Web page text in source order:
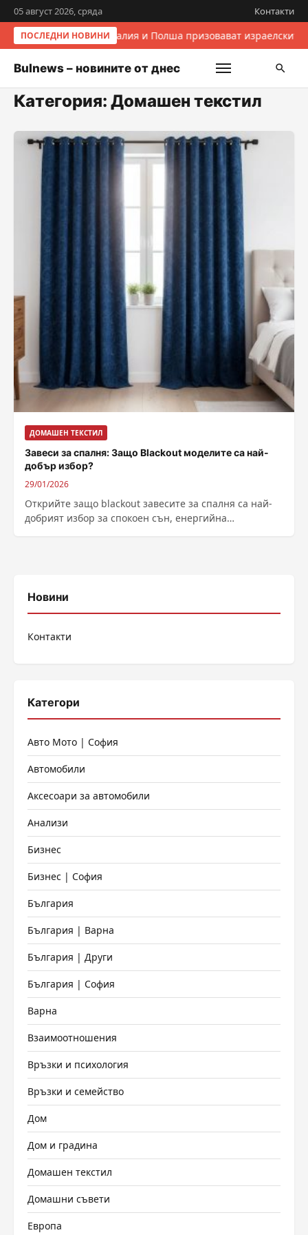
05 август 2026, сряда Контакти
ПОСЛЕДНИ НОВИНИИталия и Полша призовават
Bulnews – новините от днес
Категория: Домашен текстил
ДОМАШЕН ТЕКСТИЛ
Завеси за спалня: Защо Blackout моделите са най-
добър избор?
29/01/2026
Открийте защо blackout завесите за спалня са най-
добрият избор за спокоен сън, енергийна
Новини
Контакти
Категори
Авто Мото | София
Автомобили
Аксесоари за автомобили
Анализи
Бизнес
Бизнес | София
България
България | Варна
България | Други
България | София
Варна
Взаимоотношения
Връзки и психология
Връзки и семейство
Дом
Дом и градина
Домашен текстил
Домашни съвети
Европа